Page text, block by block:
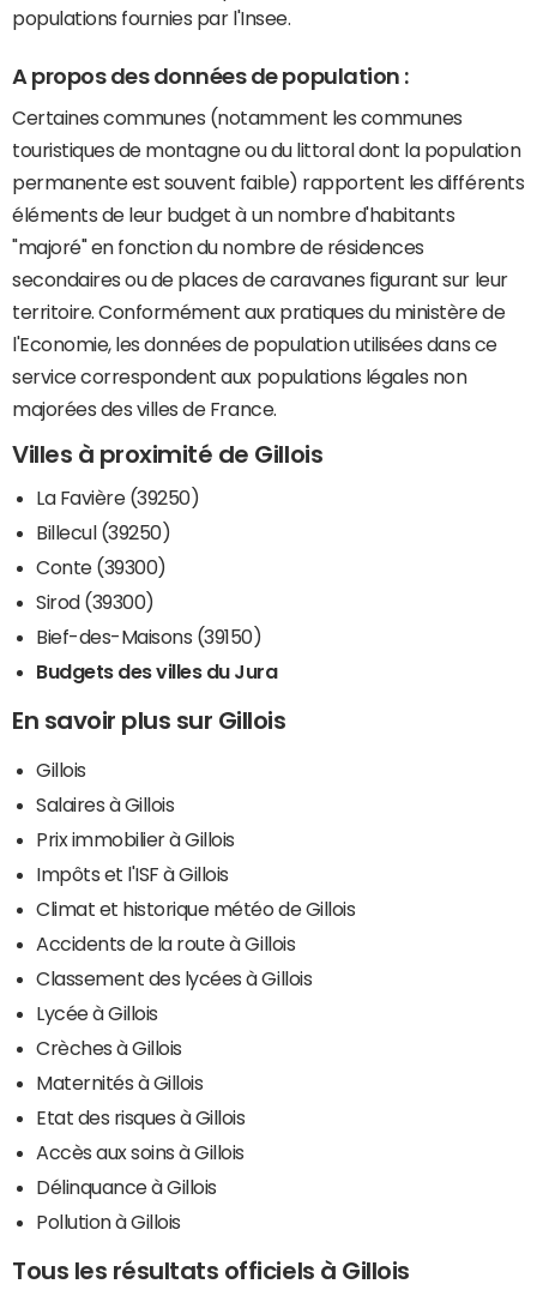
populations fournies par l'Insee.
A propos des données de population :
Certaines communes (notamment les communes
touristiques de montagne ou du littoral dont la population
permanente est souvent faible) rapportent les différents
éléments de leur budget à un nombre d'habitants
"majoré" en fonction du nombre de résidences
secondaires ou de places de caravanes figurant sur leur
territoire. Conformément aux pratiques du ministère de
l'Economie, les données de population utilisées dans ce
service correspondent aux populations légales non
majorées des villes de France.
Villes à proximité de Gillois
La Favière (39250)
Billecul (39250)
Conte (39300)
Sirod (39300)
Bief-des-Maisons (39150)
Budgets des villes du Jura
En savoir plus sur Gillois
Gillois
Salaires à Gillois
Prix immobilier à Gillois
Impôts et l'ISF à Gillois
Climat et historique météo de Gillois
Accidents de la route à Gillois
Classement des lycées à Gillois
Lycée à Gillois
Crèches à Gillois
Maternités à Gillois
Etat des risques à Gillois
Accès aux soins à Gillois
Délinquance à Gillois
Pollution à Gillois
Tous les résultats officiels à Gillois